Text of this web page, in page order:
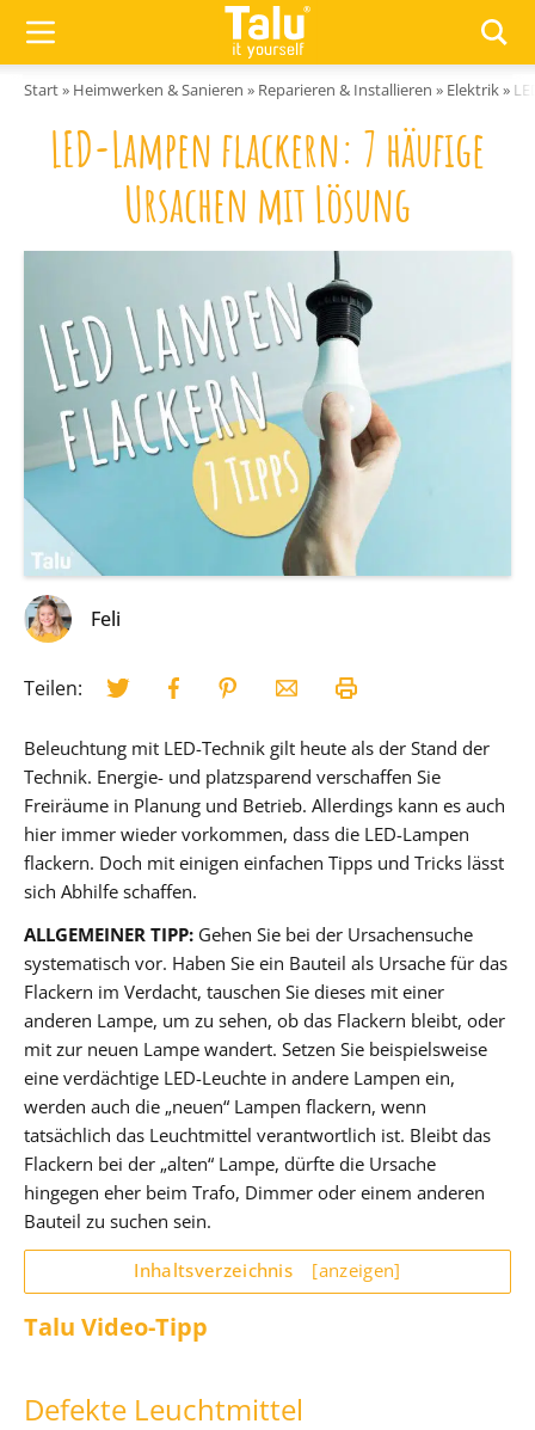
Start» Heimwerken & Sanieren » Reparieren & Installieren » Elektrik»
LED-Lampen flackern: 7 häufige
Ursachen mit Lösung
Feli
Teilen:
Beleuchtung mit LED-Technik gilt heute als der Stand der
Technik. Energie- und platzsparend verschaffen Sie
Freiräume in Planung und Betrieb. Allerdings kann es auch
hier immer wieder vorkommen, dass die LED-Lampen
flackern. Doch mit einigen einfachen Tipps und Tricks lässt
sich Abhilfe schaffen.
ALLGEMEINER TIPP: Gehen Sie bei der Ursachensuche
systematisch vor. Haben Sie ein Bauteil als Ursache für das
Flackern im Verdacht, tauschen Sie dieses mit einer
anderen Lampe, um zu sehen, ob das Flackern bleibt, oder
mit zur neuen Lampe wandert. Setzen Sie beispielsweise
eine verdächtige LED-Leuchte in andere Lampen ein,
werden auch die „neuen“ Lampen flackern, wenn
tatsächlich das Leuchtmittel verantwortlich ist. Bleibt das
Flackern bei der „alten“ Lampe, dürfte die Ursache
hingegen eher beim Trafo, Dimmer oder einem anderen
Bauteil zu suchen sein.
Inhaltsverzeichnis [anzeigen]
Talu Video-Tipp
Defekte Leuchtmittel